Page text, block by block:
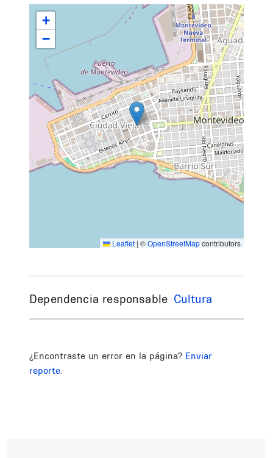
+
−
Leaflet | ©OpenStreetMapcontributors
Dependencia responsable Cultura
¿Encontraste un error en la página? Enviar
reporte.